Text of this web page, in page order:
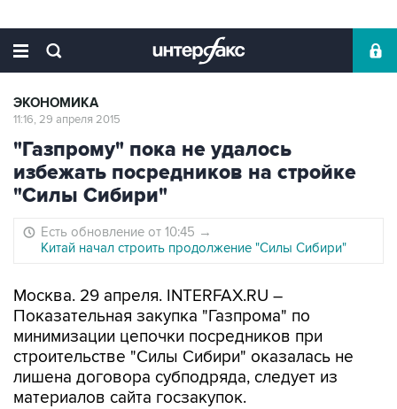
ЭКОНОМИКА
11:16, 29 апреля 2015
"Газпрому" пока не удалось
избежать посредников на стройке
"Силы Сибири"
Есть обновление от 10:45 →
Китай начал строить продолжение "Силы Сибири"
Москва. 29 апреля. INTERFAX.RU –
Показательная закупка "Газпрома" по
минимизации цепочки посредников при
строительстве "Силы Сибири" оказалась не
лишена договора субподряда, следует из
материалов сайта госзакупок.